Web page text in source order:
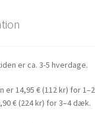
er ca. 3-5 hverdage.
er 14,95 € (112 kr) for 1–2
€ (224 kr) for 3–4 dæk.